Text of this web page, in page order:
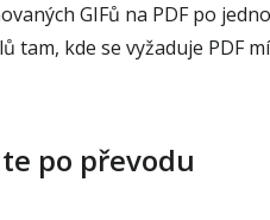
GIFů na PDF po
tam, kde se vyžaduje PDF
po převodu